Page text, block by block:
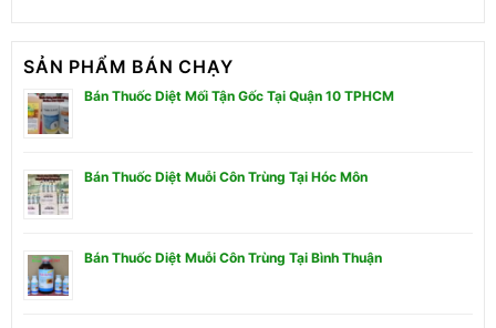
SẢN PHẨM BÁN CHẠY
Bán Thuốc Diệt Mối Tận Gốc Tại Quận 10 TPHCM
Bán Thuốc Diệt Muỗi Côn Trùng Tại Hóc Môn
Bán Thuốc Diệt Muỗi Côn Trùng Tại Bình Thuận